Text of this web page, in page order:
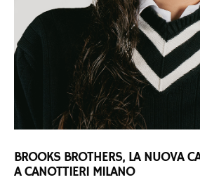
BROOKS BROTHERS, LA NUOVA
A CANOTTIERI MILANO